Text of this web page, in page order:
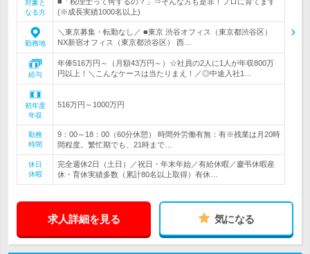
対象と
なる方
(※成長実績1000名以上)
勤務地
＼東京募集・転勤なし／ ■東京 渋谷オフィス（東京都渋谷区）
NX新宿オフィス（東京都渋谷区） 西…
給与
年俸516万円～（月額43万円～）☆社員の2人に1人が年収800万
円以上！＼こんなケースは当たりまえ！／◎中途入社1…
初年度
年収
516万円～1000万円
勤務
時間
9：00～18：00（60分休憩） 時間外労働有無：有※残業は月20時
間程度。繁忙期でも、21時まで…
休日
休暇
完全週休2日（土日）／祝日・年末年始／有給休暇／慶弔休暇産
休・育休実績多数（累計80名以上取得）有休…
求人詳細を見る 気になる